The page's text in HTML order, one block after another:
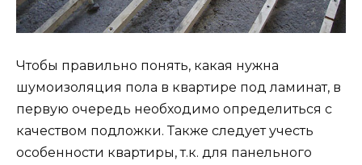
Чтобы правильно понять, какая нужна
шумоизоляция пола в квартире под ламинат, в
первую очередь необходимо определиться с
качеством подложки. Также следует учесть
особенности квартиры, т.к. для панельного